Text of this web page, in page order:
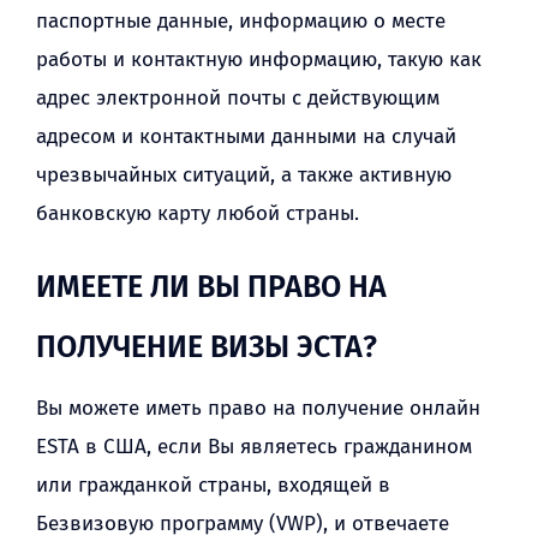
паспортные данные, информацию о месте
работы и контактную информацию, такую как
адрес электронной почты с действующим
адресом и контактными данными на случай
чрезвычайных ситуаций, а также активную
банковскую карту любой страны.
ИМЕЕТЕ ЛИ ВЫ ПРАВО НА
ПОЛУЧЕНИЕ ВИЗЫ ЭСТА?
Вы можете иметь право на получение онлайн
ESTA в США, если Вы являетесь гражданином
или гражданкой страны, входящей в
Безвизовую программу (VWP), и отвечаете